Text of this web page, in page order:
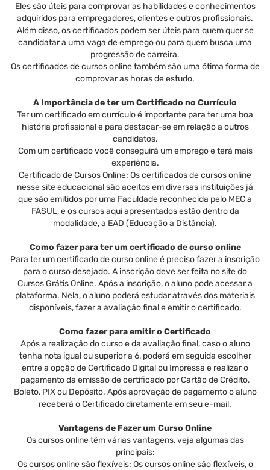
Eles são úteis para comprovar as habilidades e conhecimentos
adquiridos para empregadores, clientes e outros profissionais.
Além disso, os certificados podem ser úteis para quem quer se
candidatar a uma vaga de emprego ou para quem busca uma
progressão de carreira.
Os certificados de cursos online também são uma ótima forma de
comprovar as horas de estudo.
A Importância de ter um Certificado no Currículo
Ter um certificado em currículo é importante para ter uma boa
história profissional e para destacar-se em relação a outros
candidatos.
Com um certificado você conseguirá um emprego e terá mais
experiência.
Certificado de Cursos Online: Os certificados de cursos online
nesse site educacional são aceitos em diversas instituições já
que são emitidos por uma Faculdade reconhecida pelo MEC a
FASUL, e os cursos aqui apresentados estão dentro da
modalidade, a EAD (Educação a Distância).
Como fazer para ter um certificado de curso online
Para ter um certificado de curso online é preciso fazer a inscrição
para o curso desejado. A inscrição deve ser feita no site do
Cursos Grátis Online. Após a inscrição, o aluno pode acessar a
plataforma. Nela, o aluno poderá estudar através dos materiais
disponíveis, fazer a avaliação final e emitir o certificado.
Como fazer para emitir o Certificado
Após a realização do curso e da avaliação final, caso o aluno
tenha nota igual ou superior a 6, poderá em seguida escolher
entre a opção de Certificado Digital ou Impressa e realizar o
pagamento da emissão de certificado por Cartão de Crédito,
Boleto, PIX ou Depósito. Após aprovação de pagamento o aluno
receberá o Certificado diretamente em seu e-mail.
Vantagens de Fazer um Curso Online
Os cursos online têm várias vantagens, veja algumas das
principais:
Os cursos online são flexíveis: Os cursos online são flexíveis, o